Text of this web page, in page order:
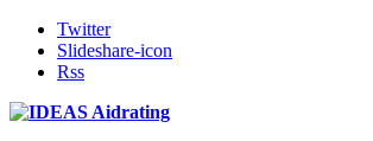
Twitter
Slideshare-icon
Rss